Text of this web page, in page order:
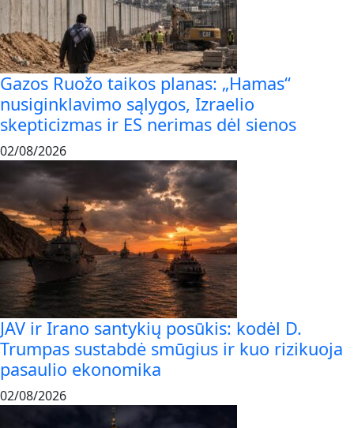
Gazos Ruožo taikos planas: „Hamas“
nusiginklavimo sąlygos, Izraelio
skepticizmas ir ES nerimas dėl sienos
02/08/2026
JAV ir Irano santykių posūkis: kodėl D.
Trumpas sustabdė smūgius ir kuo rizikuoja
pasaulio ekonomika
02/08/2026